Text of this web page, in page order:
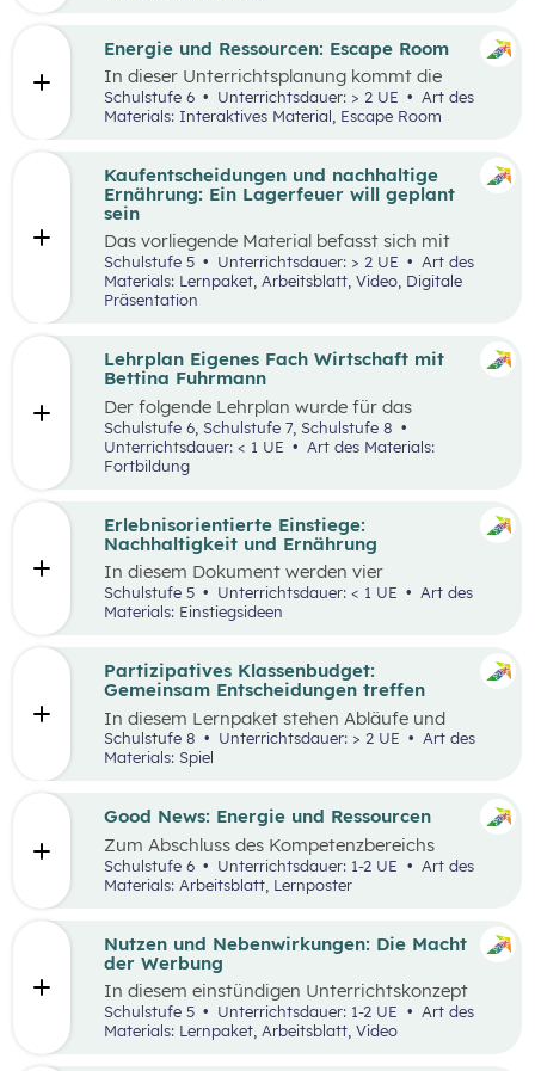
Energie und Ressourcen: Escape Room
In dieser Unterrichtsplanung kommt die
Methode „Escape Room“ zum Einsatz. Ziel ist
es, Inhalte des Kompetenzbereichs
„Nachhaltiger Umgang mit Energie und
durch Kooperation bei der Teamarbeit
zwischenmenschliche Kompetenzen zu stärken
und sogenannte 21
stCentury Skills zu schulen.
Schulstufe 6 Unterrichtsdauer: > 2 UE
Materials: Interaktives Material, Escape Room
Partizipatives Klassenbudget:
Gemeinsam Entscheidungen treffen
In diesem Lernpaket stehen Abläufe und
Methoden im Vordergrund, die den
Schüler:innen helfen sollen, das WIR vor das
Ernährungsrat, wie sich Kaufentscheidungen
auf Umwelt, Gesundheit und das Miteinander
auswirken.
Schulstufe 8 Unterrichtsdauer: > 2 UE
Art des
Materials: Spiel
Kaufentscheidungen und nachhaltige
Ernährung: Ein Lagerfeuer will geplant
sein
Das vorliegende Material befasst sich mit
Kaufentscheidungen, der Herkunft von
Lebensmitteln, dem Bewusstsein für eine
nachhaltige Ernährung sowie mit dem Umgang
sein“aufgebaut. Mit zusätzlich bereitgestellten
Materialien können die im Video
werden.
Schulstufe 5 Unterrichtsdauer: > 2 UE
Art des
Materials: Lernpaket, Arbeitsblatt, Video, Digitale
Präsentation
Nutzen und Nebenwirkungen: Die Macht
der Werbung
In diesem einstündigen Unterrichtskonzept
lernen die Schüler:innen den Nutzen sowie die
Vor- und Nachteile von Werbung kennen.
Schulstufe 5 Unterrichtsdauer: 1-2 UE
Art des
Materials: Lernpaket, Arbeitsblatt, Video
Erlebnisorientierte Einstiege:
Nachhaltigkeit und Ernährung
In diesem Dokument werden vier
Einstiegsideen für denKompetenzbereich
„Leben und Wirtschaften im Hinblick auf
Erlebnis für die Schüler:innen verbunden sind
und wo auch außerschulische Lernorte
Schulstufe 5 Unterrichtsdauer: < 1 UE
Materials: Einstiegsideen
Good News: Energie und Ressourcen
Zum Abschluss des Kompetenzbereichs
„Energie und Ressourcen“ beschäftigen sich
Schüler:innen mit positiven Nachrichten und
Beispielen, damit sie sich von den Problemen,
nicht überwältigt fühlen.
Schulstufe 6 Unterrichtsdauer: 1-2 UE
Materials: Arbeitsblatt, Lernposter
Energie sind seit dem Ukrainekrieg ein
omnipräsentes Thema.
Lehrplan Eigenes Fach Wirtschaft mit
Bettina Fuhrmann
Der folgende Lehrplan wurde für das
Unterrichtsgegenstand “Wirtschaft” für den
Schulpiloten der Stiftung für
Wirtschaftsbildung konzipiert. Wirtschaft
verstehen und gestalten zu lernen steht dabei
Schulstufe 6, Schulstufe 7, Schulstufe 8
Unterrichtsdauer: < 1 UE
Fortbildung